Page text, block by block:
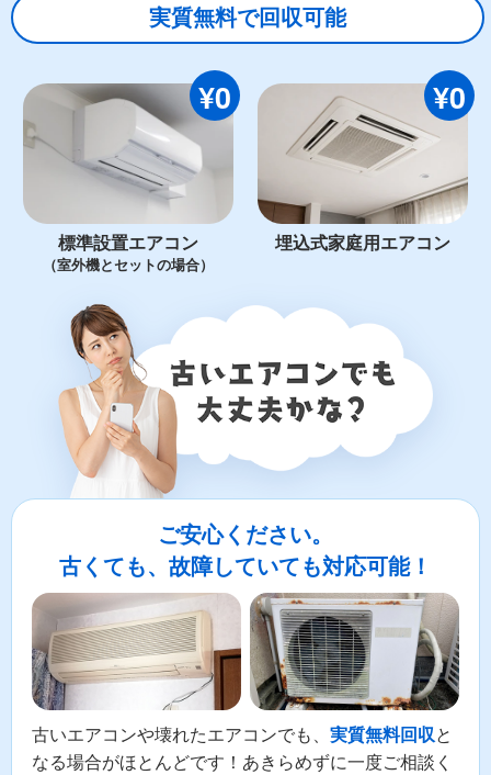
実質無料で回収可能
¥0
標準設置エアコン
（室外機とセットの場合）
¥0
埋込式家庭用エアコン
ご安心ください。
古くても、故障していても対応可能！
古いエアコンや壊れたエアコンでも、 実質無料回収と
なる場合がほとんどです！あきらめずに一度ご相談く